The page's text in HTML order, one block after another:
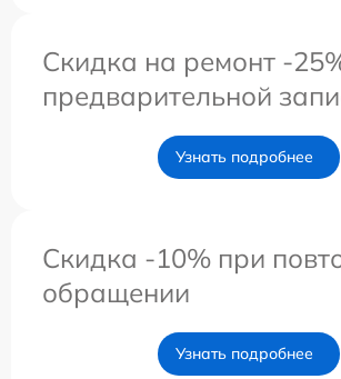
Скидка на ремонт -
предварительной
Узнать подробнее
Скидка -10% при
обращении
Узнать подробнее